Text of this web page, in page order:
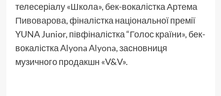
телесеріалу «Школа», бек-вокалісткаАртема
Пивоварова, фіналістка національної премії
YUNA Junior, півфіналістка “Голос країни», бек-
вокалісткаAlyona Alyona, засновниця
музичного продакшн «V&V».